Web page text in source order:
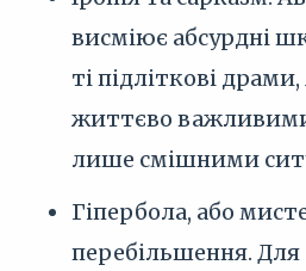
висміює абсурдні
ті підліткові
життєво
лише смішними
Гіпербола, або
перебільшення.